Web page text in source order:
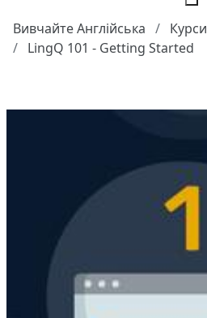
Вивчайте Англійська
Курси
LingQ 101 - Getting Started